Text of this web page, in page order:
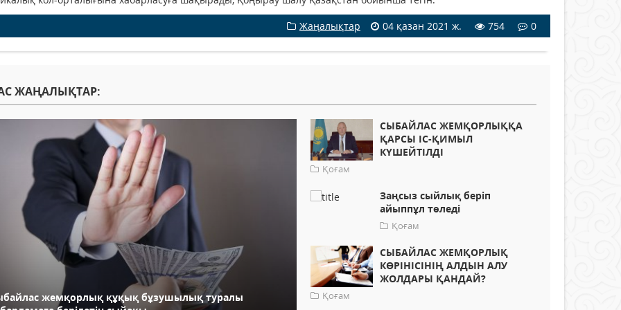
Жаңалықтар
04 қазан 2021 ж. 754 0
ЖАҢАЛЫҚТАР:
жемқорлық құқық бұзушылық туралы
СЫБАЙЛАС ЖЕМҚОРЛЫҚҚА
ҚАРСЫ ІС-ҚИМЫЛ
КҮШЕЙТІЛДІ
Қоғам
Заңсыз сыйлық беріп
айыппұл төледі
Қоғам
СЫБАЙЛАС ЖЕМҚОРЛЫҚ
КӨРІНІСІНІҢ АЛДЫН АЛУ
ЖОЛДАРЫ ҚАНДАЙ?
Қоғам